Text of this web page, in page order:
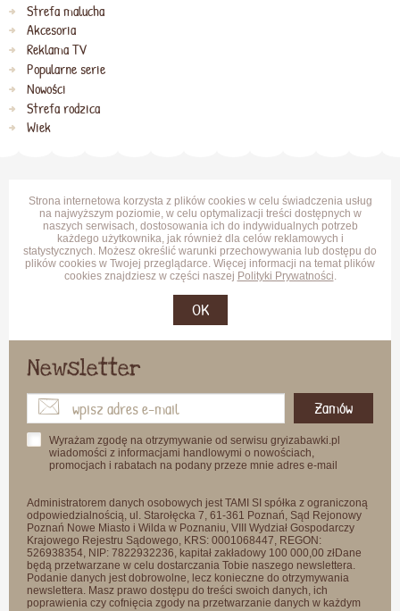
Strefa malucha
Akcesoria
Reklama TV
Popularne serie
Nowości
Strefa rodzica
Wiek
Strona internetowa korzysta z plików cookies w celu świadczenia usług
na najwyższym poziomie, w celu optymalizacji treści dostępnych w
naszych serwisach, dostosowania ich do indywidualnych potrzeb
każdego użytkownika, jak również dla celów reklamowych i
statystycznych. Możesz określić warunki przechowywania lub dostępu do
plików cookies w Twojej przeglądarce. Więcej informacji na temat plików
cookies znajdziesz w części naszej Polityki Prywatności
OK
Newsletter
Zamów
Wyrażam zgodę na otrzymywanie od serwisu gryizabawki.pl
wiadomości z informacjami handlowymi o nowościach,
promocjach i rabatach na podany przeze mnie adres e-mail
Administratorem danych osobowych jest TAMI SI spółka z ograniczoną
odpowiedzialnością, ul. Starołęcka 7, 61-361 Poznań, Sąd Rejonowy
Poznań Nowe Miasto i Wilda w Poznaniu, VIII Wydział Gospodarczy
Krajowego Rejestru Sądowego, KRS: 0001068447, REGON:
526938354, NIP: 7822932236, kapitał zakładowy 100 000,00 złDane
będą przetwarzane w celu dostarczania Tobie naszego newslettera.
Podanie danych jest dobrowolne, lecz konieczne do otrzymywania
newslettera. Masz prawo dostępu do treści swoich danych, ich
poprawienia czy cofnięcia zgody na przetwarzanie danych w każdym